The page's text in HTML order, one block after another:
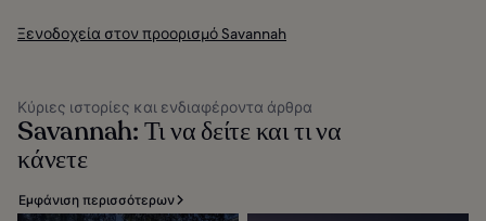
Ξενοδοχεία στον προορισμό Savannah
Κύριες ιστορίες και ενδιαφέροντα άρθρα
Savannah: Τι να δείτε και τι να
κάνετε
Εμφάνιση περισσότερων